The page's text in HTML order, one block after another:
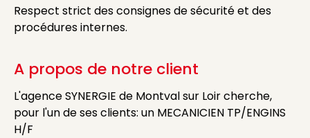
Respect strict des consignes de sécurité et des
procédures internes.
A propos de notre client
L'agence SYNERGIE de Montval sur Loir cherche,
pour l'un de ses clients: un MECANICIEN TP/ENGINS
H/F